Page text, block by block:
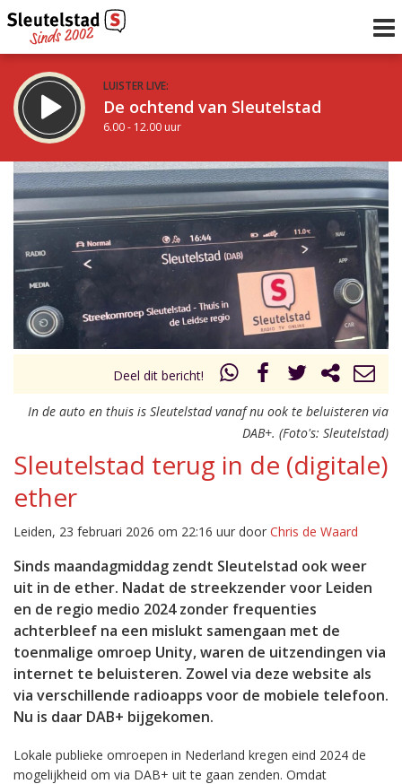
LUISTER LIVE:
De ochtend van Sleutelstad
6.00 - 12.00 uur
STRAKS:
De middag van Sleutelstad
12.00 - 18.00 uur
Vorig uur
uur 1 van 0 Volgend uur
Deel dit bericht!
In de auto en thuis is Sleutelstad vanaf nu ook te beluisteren via
DAB+. (Foto's: Sleutelstad)
Sleutelstad terug in de (digitale)
ether
Leiden, 23 februari 2026 om 22:16 uur door Chris de Waard
Sinds maandagmiddag zendt Sleutelstad ook weer
uit in de ether. Nadat de streekzender voor Leiden
en de regio medio 2024 zonder frequenties
achterbleef na een mislukt samengaan met de
toenmalige omroep Unity, waren de uitzendingen via
internet te beluisteren. Zowel via deze website als
via verschillende radioapps voor de mobiele telefoon.
Nu is daar DAB+ bijgekomen.
Lokale publieke omroepen in Nederland kregen eind 2024 de
mogelijkheid om via DAB+ uit te gaan zenden. Omdat